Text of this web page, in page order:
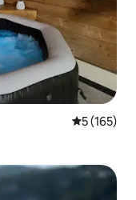
5 (165)